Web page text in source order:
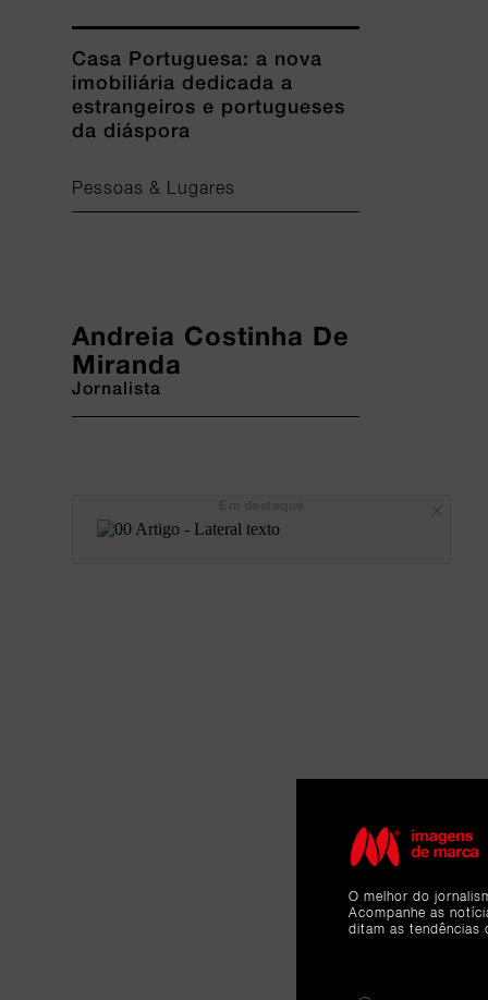
Casa Portuguesa: a nova
imobiliária dedicada a
estrangeiros e portugueses
da diáspora
Pessoas & Lugares
Andreia Costinha De
Miranda
Jornalista
O melhor do
Acompanhe as
ditam as tendências